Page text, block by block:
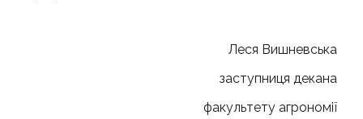
Леся Вишневська
заступниця декана
факультету агрономії